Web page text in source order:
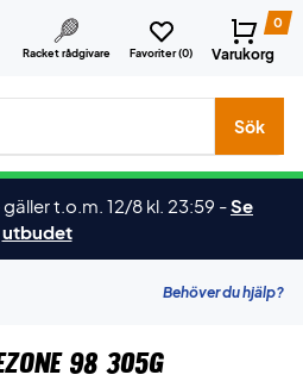
Racket rådgivare Favoriter (0)
0
Varukorg
märken osv.
Sök
gäller t.o.m. 12/8 kl. 23:59 -Se
utbudet
Behöver du hjälp?
98 305G